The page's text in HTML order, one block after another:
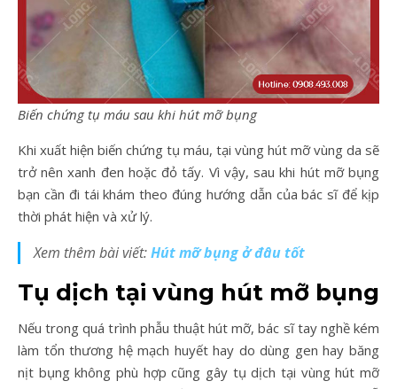
Biến chứng tụ máu sau khi hút mỡ bụng
Khi xuất hiện biến chứng tụ máu, tại vùng hút mỡ vùng da sẽ
trở nên xanh đen hoặc đỏ tấy. Vì vậy, sau khi hút mỡ bụng
bạn cần đi tái khám theo đúng hướng dẫn của bác sĩ để kịp
thời phát hiện và xử lý.
Xem thêm bài viết:Hút mỡ bụng ở đâu tốt
Tụ dịch tại vùng hút mỡ bụng
Nếu trong quá trình phẫu thuật hút mỡ, bác sĩ tay nghề kém
làm tổn thương hệ mạch huyết hay do dùng gen hay băng
nịt bụng không phù hợp cũng gây tụ dịch tại vùng hút mỡ